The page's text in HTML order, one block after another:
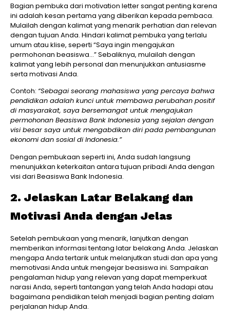
Bagian pembuka dari motivation letter sangat penting karena
ini adalah kesan pertama yang diberikan kepada pembaca.
Mulailah dengan kalimat yang menarik perhatian dan relevan
dengan tujuan Anda. Hindari kalimat pembuka yang terlalu
umum atau klise, seperti “Saya ingin mengajukan
permohonan beasiswa…” Sebaliknya, mulailah dengan
kalimat yang lebih personal dan menunjukkan antusiasme
serta motivasi Anda.
Contoh: “Sebagai seorang mahasiswa yang percaya bahwa
pendidikan adalah kunci untuk membawa perubahan positif
di masyarakat, saya bersemangat untuk mengajukan
permohonan Beasiswa Bank Indonesia yang sejalan dengan
visi besar saya untuk mengabdikan diri pada pembangunan
ekonomi dan sosial di Indonesia.”
Dengan pembukaan seperti ini, Anda sudah langsung
menunjukkan keterkaitan antara tujuan pribadi Anda dengan
visi dari Beasiswa Bank Indonesia.
2. Jelaskan Latar Belakang dan
Motivasi Anda dengan Jelas
Setelah pembukaan yang menarik, lanjutkan dengan
memberikan informasi tentang latar belakang Anda. Jelaskan
mengapa Anda tertarik untuk melanjutkan studi dan apa yang
memotivasi Anda untuk mengejar beasiswa ini. Sampaikan
pengalaman hidup yang relevan yang dapat memperkuat
narasi Anda, seperti tantangan yang telah Anda hadapi atau
bagaimana pendidikan telah menjadi bagian penting dalam
perjalanan hidup Anda.